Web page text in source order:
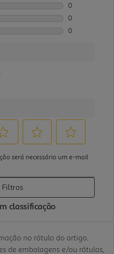
no rótulo do artigo.
de embalagens e/ou rótulos,